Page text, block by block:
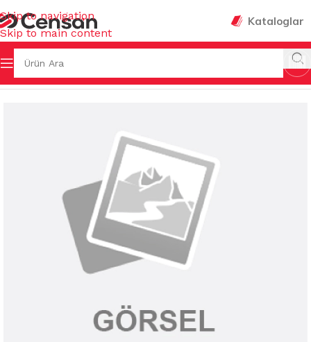
Skip to navigation
Skip to main content
Kataloglar
KOLONYA & GÜLSUYU